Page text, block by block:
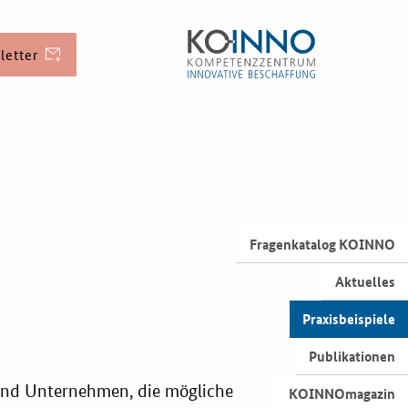
Fragenkatalog KOINNO
Aktuelles
Praxisbeispiele
Publikationen
KOINNOmagazin
Unternehmen, die mögliche